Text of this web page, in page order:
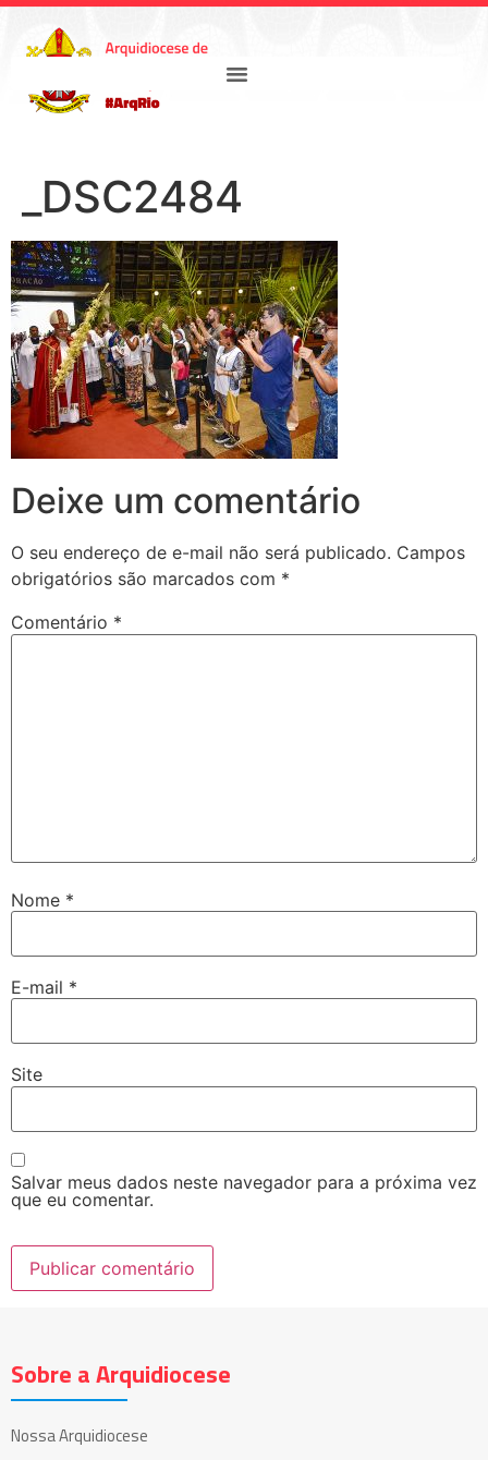
_DSC2484
Deixe um comentário
O seu endereço de e-mail não será publicado. Campos
obrigatórios são marcados com *
Comentário *
Nome *
E-mail *
Site
Salvar meus dados neste navegador para a próxima vez
que eu comentar.
Sobre a Arquidiocese
Nossa Arquidiocese